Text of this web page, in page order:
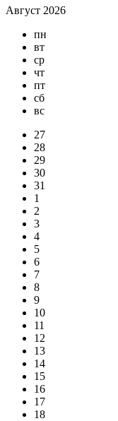
Август 2026
пн
вт
ср
чт
пт
сб
вс
27
28
29
30
31
1
2
3
4
5
6
7
8
9
10
11
12
13
14
15
16
17
18